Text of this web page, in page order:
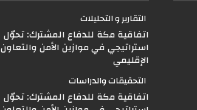
التقارير و التحليلات
اتفاقية مكة للدفاع المشترك: تحوّل
استراتيجي في موازين الأمن والتعاون
الإقليمي
التحقيقات والدراسات
اتفاقية مكة للدفاع المشترك: تحوّل